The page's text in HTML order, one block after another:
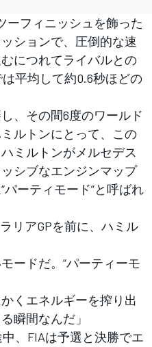
フィニッシュを飾った
ションで、圧倒的な速
につれてライバルとの
平均して約0.6秒ほどの
、その間6度のワールド
ルトンにとって、この
ミルトンがメルセデス
シブなエンジンマップ
ーティモード”と呼ばれ
リアGPを前に、ハミル
ードだ。“パーティーモ
くエネルギーを搾り出
瞬間なんだ」
、FIAは予選と決勝でエ